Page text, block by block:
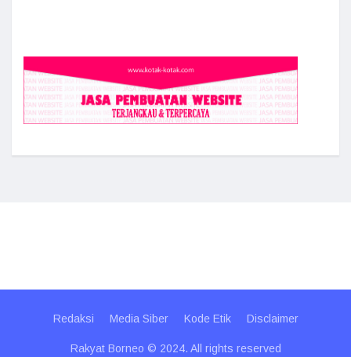
Redaksi Media Siber Kode Etik Disclaimer
Rakyat Borneo © 2024. All rights reserved